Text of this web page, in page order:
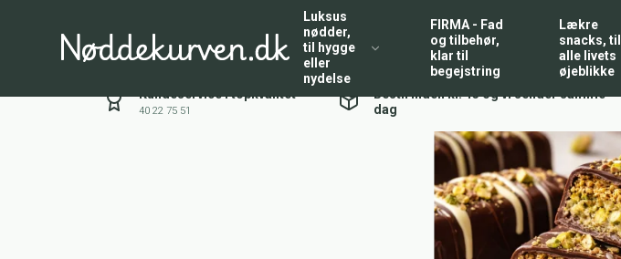
Luksus
nødder,
til hygge
eller
nydelse
FIRMA - Fad
og tilbehør,
klar til
begejstring
Lækre
snacks, til
alle livets
øjeblikke
Kundeservice i topkvalitet
40 22 75 51
Bestil inden kl. 13 og vi sender samme
dag